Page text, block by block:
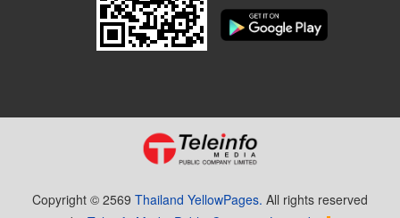
Copyright © 2569 Thailand YellowPages. All rights reserved